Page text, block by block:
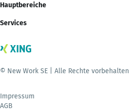
Hauptbereiche
Services
© New Work SE | Alle Rechte vorbehalten
Impressum
AGB